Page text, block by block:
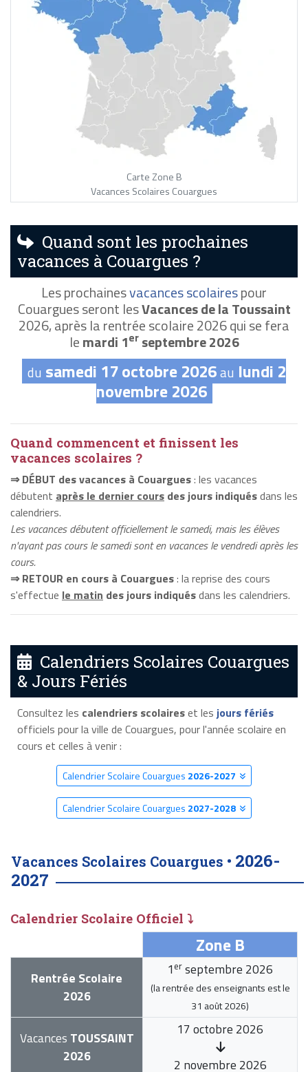
Carte Zone B
Vacances Scolaires Couargues
Quand sont les prochaines
vacances à Couargues ?
Les prochainesvacances scolairespour
Couargues seront lesVacances de la Toussaint
2026, après la rentrée scolaire 2026 qui se fera
lemardi 1erseptembre 2026
du samedi 17 octobre 2026au lundi 2
novembre 2026
Quand commencent et finissent les
vacances scolaires ?
⇒ DÉBUT des vacances à Couargues: les vacances
débutent après le dernier cours des jours indiquésdans les
calendriers.
Les vacances débutent officiellement le samedi, mais les élèves
n'ayant pas cours le samedi sont en vacances le vendredi après les
cours.
⇒ RETOUR en cours à Couargues: la reprise des cours
s'effectue le matin des jours indiquésdans les calendriers.
Calendriers Scolaires Couargues
& Jours Fériés
Consultez les calendriers scolaireset les jours fériés
officiels pour la ville de Couargues, pour l'année scolaire en
cours et celles à venir :
Calendrier Scolaire Couargues 2026-2027
Calendrier Scolaire Couargues 2027-2028
Vacances Scolaires Couargues • 2026-
2027
Calendrier Scolaire Officiel ⤵
Zone B
Rentrée Scolaire
2026
1 er septembre 2026
(la rentrée des enseignants est le
31 août 2026)
Vacances TOUSSAINT
2026
17 octobre 2026
2 novembre 2026